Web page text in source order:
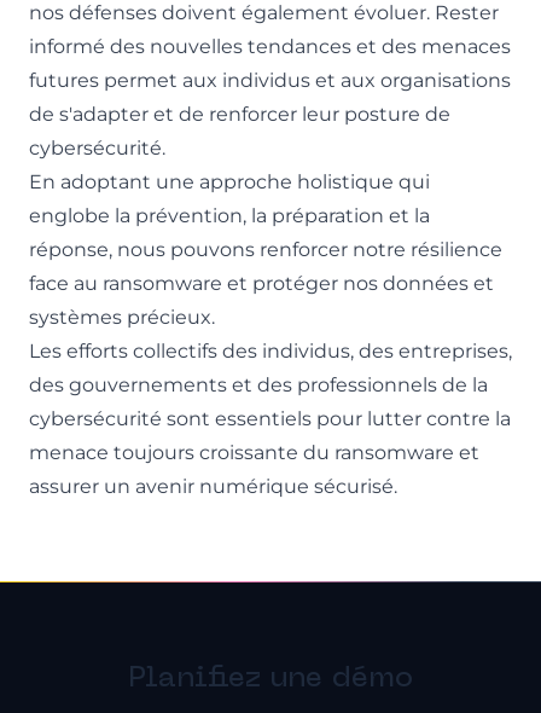
nos défenses doivent également évoluer. Rester
informé des nouvelles tendances et des menaces
futures permet aux individus et aux organisations
de s'adapter et de renforcer leur posture de
cybersécurité.
En adoptant une approche holistique qui
englobe la prévention, la préparation et la
réponse, nous pouvons renforcer notre résilience
face au ransomware et protéger nos données et
systèmes précieux.
Les efforts collectifs des individus, des entreprises,
des gouvernements et des professionnels de la
cybersécurité sont essentiels pour lutter contre la
menace toujours croissante du ransomware et
assurer un avenir numérique sécurisé.
Planifiez une démo